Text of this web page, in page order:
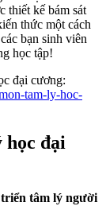
thiết kế bám sát
thức một cách
bạn sinh viên
học tập!
đại cương:
tam-ly-hoc-
học đại
tâm lý người